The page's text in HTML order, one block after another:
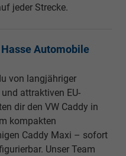
jeder Strecke.
Automobile
von langjähriger
attraktiven EU-
dir den VW Caddy in
kompakten
Caddy Maxi – sofort
Unser Team